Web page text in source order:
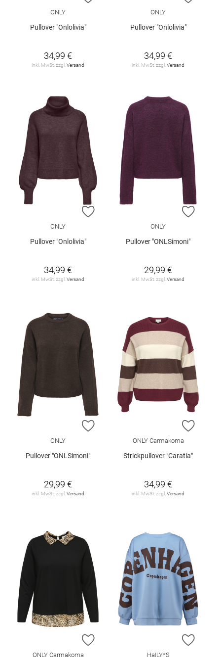
ONLY
Pullover "Onlolivia"
34,99 €
inkl. MwSt. zzgl.Versand
ONLY
Pullover "Onlolivia"
34,99 €
inkl. MwSt. zzgl.Versand
ZUR WUNSCHLISTE HINZUFÜGEN
ONLY
Pullover "Onlolivia"
34,99 €
inkl. MwSt. zzgl. Versand
ZUR
ONLY
Pullover "ONLSimoni"
29,99 €
inkl. MwSt. zzgl. Versand
ZUR WUNSCHLISTE HINZUFÜGEN
ONLY
Pullover "ONLSimoni"
29,99 €
inkl. MwSt. zzgl. Versand
ZUR
ONLY Carmakoma
Strickpullover "Caratia"
34,99 €
inkl. MwSt. zzgl. Versand
ZUR WUNSCHLISTE HINZUFÜGEN
ONLY Carmakoma
ZUR
HaILY*S